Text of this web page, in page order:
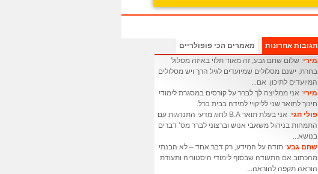
תגובות אחרונות
מאמרים הכי פופולריים
מירי: שלום שחם גבע, זה מאוד תלוי באיזה מסלול
בחרת, ישנם מסלולים שמיועדים לגיל הרך ויש מסלולים
המיועדים לתיכון. אם...
מירי: אני ממליצה לך לברר על קורסים במסגרת לימודי
חינוך לתואר שני לליקויי למידה בבית ברל.
פולי חגי
: אני בעלת תואר B.A לחוג מדעי התנהגות עם
התמחות בניהול משאבי אנוש וברצוני לברר מס’ דברים
בנושא...
שחם גבע: תודה על המידע, רק דבר אחד – לא הבנתי
מהכתוב אם התעודה שבסוף לימודי היסטוריה ותעודת
הוראה תקפה להוראה...